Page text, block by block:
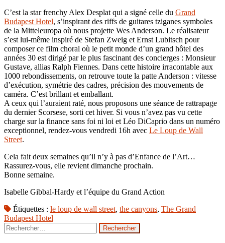
C’est la star frenchy Alex Desplat qui a signé celle du Grand
Budapest Hotel, s’inspirant des riffs de guitares tziganes symboles
de la Mitteleuropa où nous projette Wes Anderson. Le réalisateur
s’est lui-même inspiré de Stefan Zweig et Ernst Lubitsch pour
composer ce film choral où le petit monde d’un grand hôtel des
années 30 est dirigé par le plus fascinant des concierges : Monsieur
Gustave, allias Ralph Fiennes. Dans cette histoire irracontable aux
1000 rebondissements, on retrouve toute la patte Anderson : vitesse
d’exécution, symétrie des cadres, précision des mouvements de
caméra. C’est brillant et emballant.
A ceux qui l’auraient raté, nous proposons une séance de rattrapage
du dernier Scorsese, sorti cet hiver. Si vous n’avez pas vu cette
charge sur la finance sans foi ni loi et Léo DiCaprio dans un numéro
exceptionnel, rendez-vous vendredi 16h avec Le Loup de Wall
Street.
Cela fait deux semaines qu’il n’y à pas d’Enfance de l’Art…
Rassurez-vous, elle revient dimanche prochain.
Bonne semaine.
Isabelle Gibbal-Hardy et l’équipe du Grand Action
Étiquettes : le loup de wall street, the canyons, The Grand
Budapest Hotel
Rechercher :